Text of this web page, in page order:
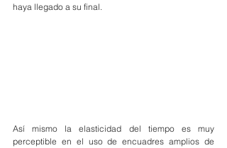
haya llegado a su final.
Así mismo la elasticidad del tiempo es muy
perceptible en el uso de encuadres amplios de